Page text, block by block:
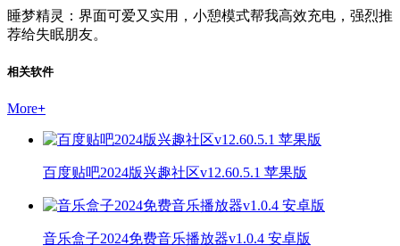
睡梦精灵：界面可爱又实用，小憩模式帮我高效充电，强烈推
荐给失眠朋友。
相关软件
More+
百度贴吧2024版兴趣社区v12.60.5.1 苹果版
音乐盒子2024免费音乐播放器v1.0.4 安卓版